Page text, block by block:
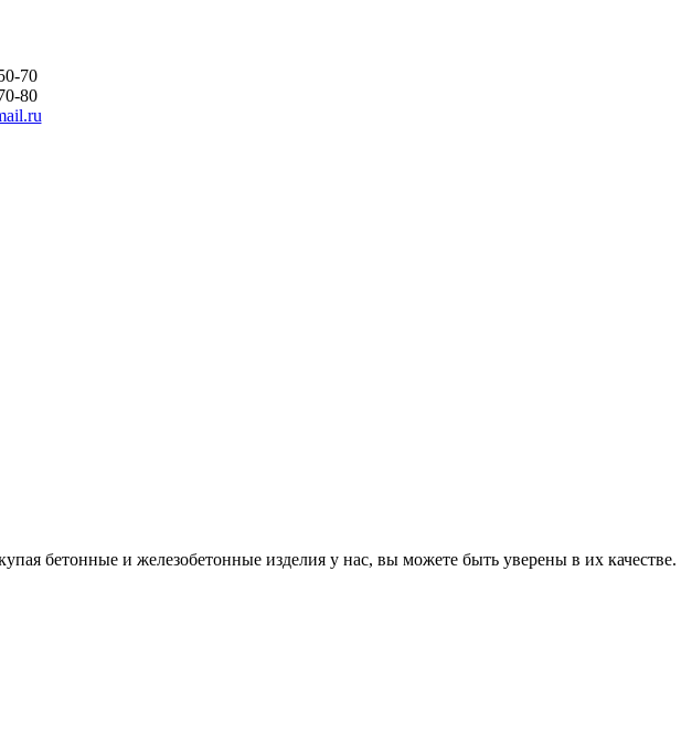
70
80
бетонные и железобетонные изделия у нас, вы можете быть уверены в их качестве.